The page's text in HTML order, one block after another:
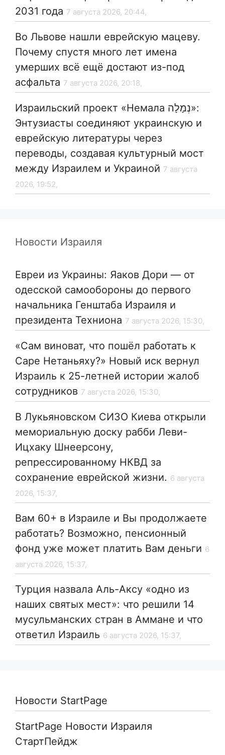
2031 года 7 августа 2026, 20:44,
Во Львове нашли еврейскую мацеву.
Почему спустя много лет имена
умерших всё ещё достают из-под
асфальта 7 августа 2026, 20:18,
Израильский проект «Немала נְמָלָה»:
Энтузиасты соединяют украинскую и
еврейскую литературы через
переводы, создавая культурный мост
между Израилем и Украиной 7 августа
2026, 19:52,
Новости Израиля
Евреи из Украины: Яаков Дори — от
одесской самообороны до первого
начальника Генштаба Израиля и
президента Техниона 7 августа 2026, 15:30,
«Сам виноват, что пошёл работать к
Саре Нетаньяху?» Новый иск вернул
Израиль к 25-летней истории жалоб
сотрудников 7 августа 2026, 15:30,
В Лукьяновском СИЗО Киева открыли
мемориальную доску рабби Леви-
Ицхаку Шнеерсону,
репрессированному НКВД за
сохранение еврейской жизни. 6 августа
2026, 15:37,
Вам 60+ в Израиле и Вы продолжаете
работать? Возможно, пенсионный
фонд уже может платить Вам деньги 6
августа 2026, 15:37,
Турция назвала Аль-Аксу «одно из
наших святых мест»: что решили 14
мусульманских стран в Аммане и что
ответил Израиль 6 августа 2026, 15:37,
Новости StartPage
StartPage Новости Израиля
СтартПейдж